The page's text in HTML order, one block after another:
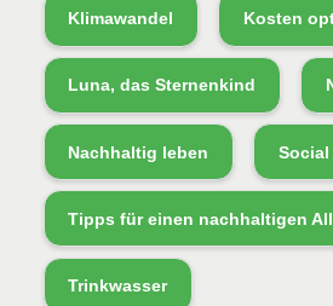
Klimawandel Kosten
Luna, das Sternenkind
Nachhaltig leben Social
Tipps für einen nachhaltigen
Trinkwasser